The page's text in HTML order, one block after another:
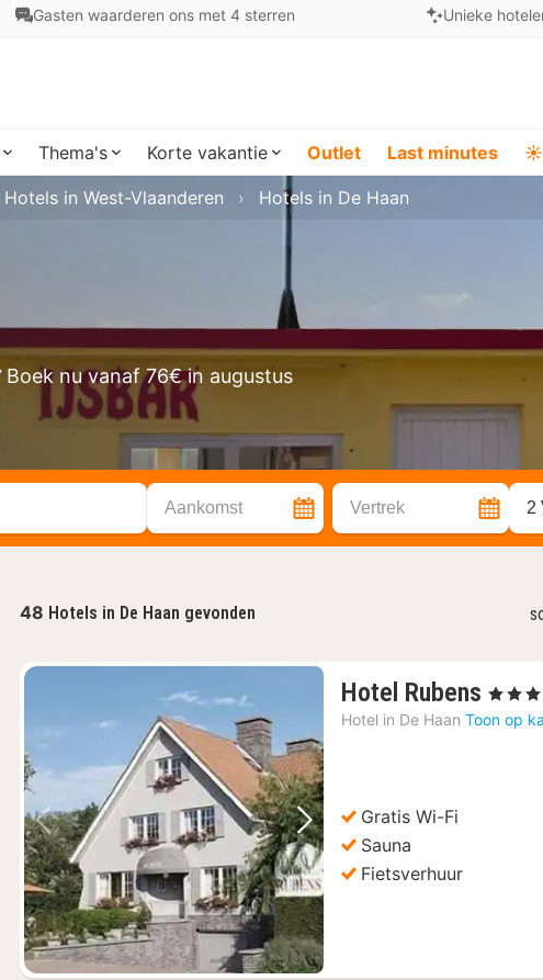
Gasten waarderen ons met 4 sterren Unieke
Thema's Korte vakantie Outlet Last minutes ☀️
Boek nu vanaf 76€ in augustus
Hotels in West-Vlaanderen Hotels in De Haan
Aankomst Vertrek 2
48 Hotels in De Haan gevonden
Vorige foto Volgende foto
Hotel Rubens 1
, 3 Sterren
Hotel in De Haan Toon op
Gratis Wi-Fi
Sauna
Fietsverhuur